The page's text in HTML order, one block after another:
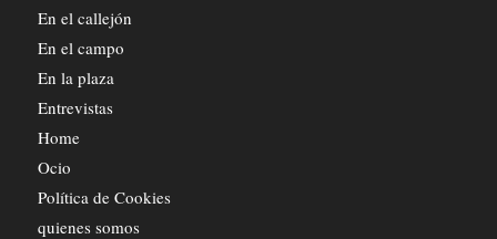
En el callejón
En el campo
En la plaza
Entrevistas
Home
Ocio
Política de Cookies
quienes somos